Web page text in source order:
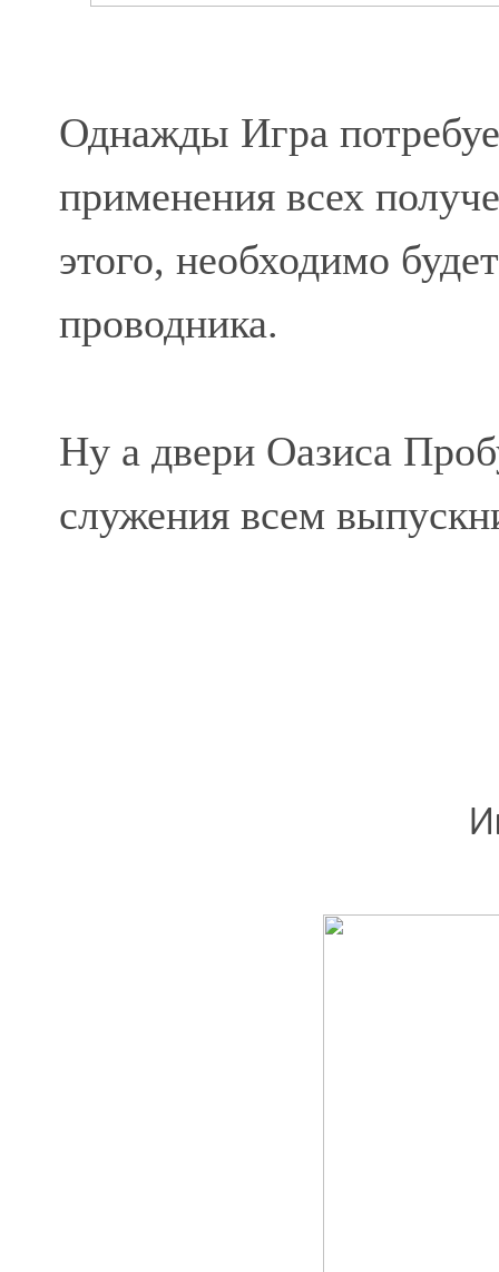
Однажды Игра
применения всех
этого, необходимо
проводника.
Ну а двери Оазиса
служения всем